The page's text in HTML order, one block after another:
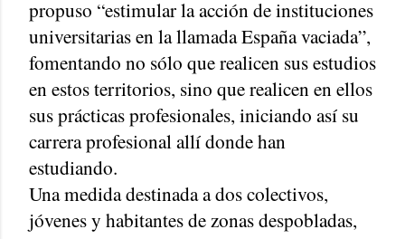
propuso “estimular la acción de instituciones
universitarias en la llamada España vaciada”,
fomentando no sólo que realicen sus estudios
en estos territorios, sino que realicen en ellos
sus prácticas profesionales, iniciando así su
carrera profesional allí donde han
estudiando.
Una medida destinada a dos colectivos,
jóvenes y habitantes de zonas despobladas,